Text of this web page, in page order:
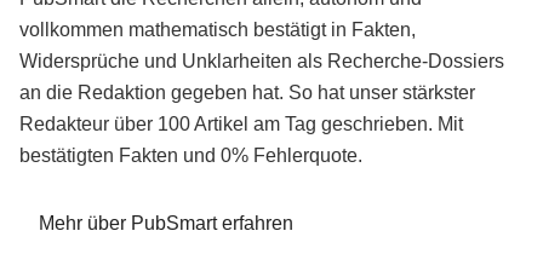
vollkommen mathematisch bestätigt in Fakten,
Widersprüche und Unklarheiten als Recherche-Dossiers
an die Redaktion gegeben hat. So hat unser stärkster
Redakteur über 100 Artikel am Tag geschrieben. Mit
bestätigten Fakten und 0% Fehlerquote.
Mehr über PubSmart erfahren